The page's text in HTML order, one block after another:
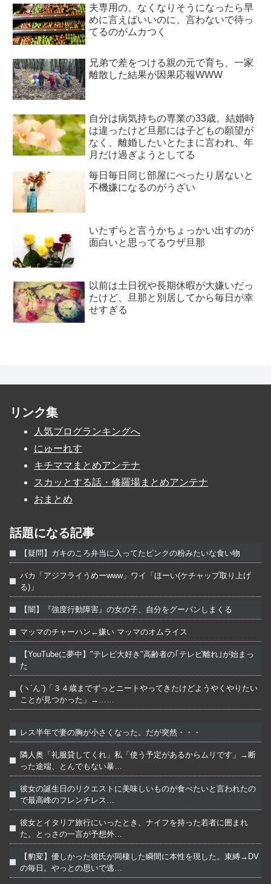
夫専用の、なくなりそうになったら早
めに言えばいいのに、言わないで待っ
てるのがムカつく
兄弟で差をつける親の元で育ち、一家
離散した結果が因果応報WWW
自分は病気持ちの専業の33歳。結婚時
は違ったけど旦那には子どもの願望が
なく、離婚したいとたまに言われ、年
月だけ過ぎようとしてる
毎日毎日同じ部屋にべったり居ないと
不機嫌になるのがうざい
いたずらと言うかちょっかい出すのが
面白いと思ってるウザ旦那
以前は土日祝や長期休暇が大嫌いだっ
たけど、旦那と別居してから毎日が幸
せすぎる
リンク集
人気ブログランキングへ
にゅーれす
キチママまとめアンテナ
スカッとする話・修羅場まとめアンテナ
おまとめ
話題になる記事
【疑問】ガキのころ弁当に入ってたピンクの粉みたいな食い物
バカ「アジフライうめーwww」ワイ「ほーい(ケチャップ取り上げ
る)」
【闇】『強度行動障害』の女の子、自分をグーパンしまくる
マッマのチャーハン←嫌い マッマのオムライス
【YouTubeに夢中】"テレビ大好き"高齢者の｢テレビ離れ｣が始まっ
た
(ヽ´ん`)「３４歳までずっとニートやってきたけどようやくやりたい
ことが見つかった」→……
レス半年で妻の胸が小さくなった。だが突然・・・
隣人奥「礼服貸してくれ」私「使う予定があるからムリです」→断
った途端、とんでもない暴…
彼女の誕生日のリクエストに美味しいものが食べたいと言われたの
で最高峰のフレンチレス…
彼女とイタリア旅行にいったとき、ナイフを持った若者に囲まれ
た。とっさの一言が予想外…
【豹変】優しかった彼氏が同棲した瞬間に本性を現した。束縛→DV
の毎日。やっとの思いで逃…